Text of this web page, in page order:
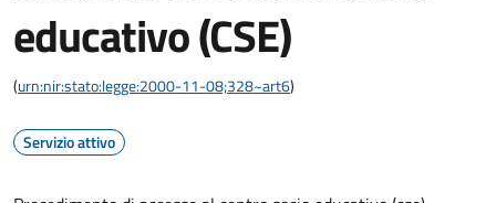
educativo (CSE)
(urn:nir:stato:legge:2000-11-08;328~art6)
Servizio attivo